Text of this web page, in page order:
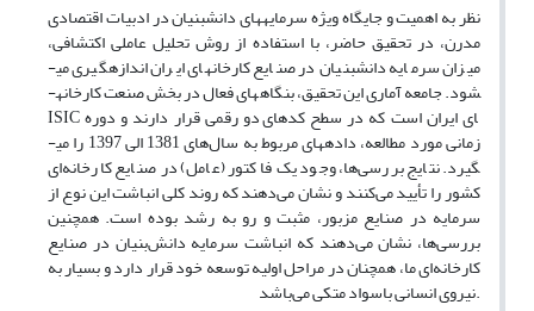
نظر به اهمیت و جایگاه ویژه سرمایه­های دانش­بنیان در ادبیات اقتصادی
مدرن، در تحقیق حاضر، با استفاده از روش تحلیل عاملی اکتشافی،
میزان سرمایه دانش­بنیان در صنایع کارخانه­ای ایران اندازه­گیری می­
شود.جامعه آماری این تحقیق، بنگاه­های فعال در بخش صنعت کارخانه­
ای ایران است که در سطح کدهای ISICدو رقمی قرار دارند و دوره
زمانی مورد مطالعه، داده­های مربوط به سال‌های 1381 الی 1397 را می­
گیرد. نتایج بررسی‌ها، وجود یک فاکتور (عامل) در صنایع کارخانه‌ای
کشور را تأیید می‌کنند و نشان می‌دهند که روند کلی انباشت این نوع از
سرمایه در صنایع مزبور، مثبت و رو به رشد بوده است. همچنین
بررسی‌ها، نشان می‌دهند که انباشت سرمایه دانش‌بنیان در صنایع
کارخانه‌ای ما، همچنان در مراحل اولیه توسعه خود قرار دارد و بسیار به
نیروی انسانی باسواد متکی می‌باشد.